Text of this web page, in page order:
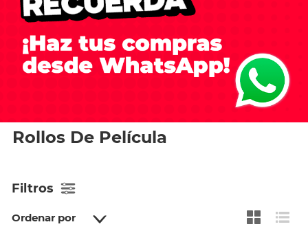
Rollos De Película
Filtros
Ordenar por